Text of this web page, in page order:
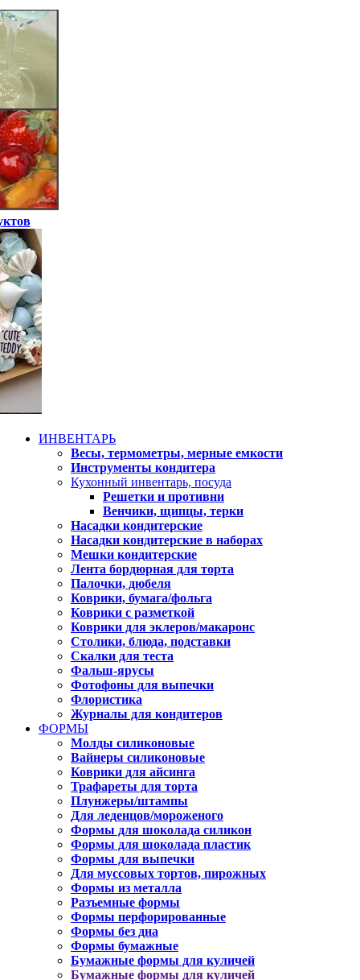
ИНВЕНТАРЬ
Весы, термометры, мерные емкости
Инструменты кондитера
Кухонный инвентарь, посуда
Решетки и противни
Венчики, щипцы, терки
Насадки кондитерские
Насадки кондитерские в наборах
Мешки кондитерские
Лента бордюрная для торта
Палочки, дюбеля
Коврики, бумага/фольга
Коврики с разметкой
Коврики для эклеров/макаронс
Столики, блюда, подставки
Скалки для теста
Фальш-ярусы
Фотофоны для выпечки
Флористика
Журналы для кондитеров
ФОРМЫ
Молды силиконовые
Вайнеры силиконовые
Коврики для айсинга
Трафареты для торта
Плунжеры/штампы
Для леденцов/мороженого
Формы для шоколада силикон
Формы для шоколада пластик
Формы для выпечки
Для муссовых тортов, пирожных
Формы из металла
Разъемные формы
Формы перфорированные
Формы без дна
Формы бумажные
Бумажные формы для куличей
Бумажные формы для куличей